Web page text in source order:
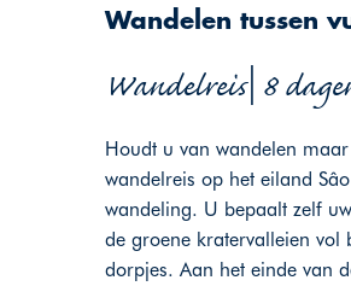
Wandelen tussen
Wandelreis| 8
Houdt u van wandelen
wandelreis op het eiland
wandeling. U bepaalt zelf
de groene kratervalleien vol
dorpjes. Aan het einde van